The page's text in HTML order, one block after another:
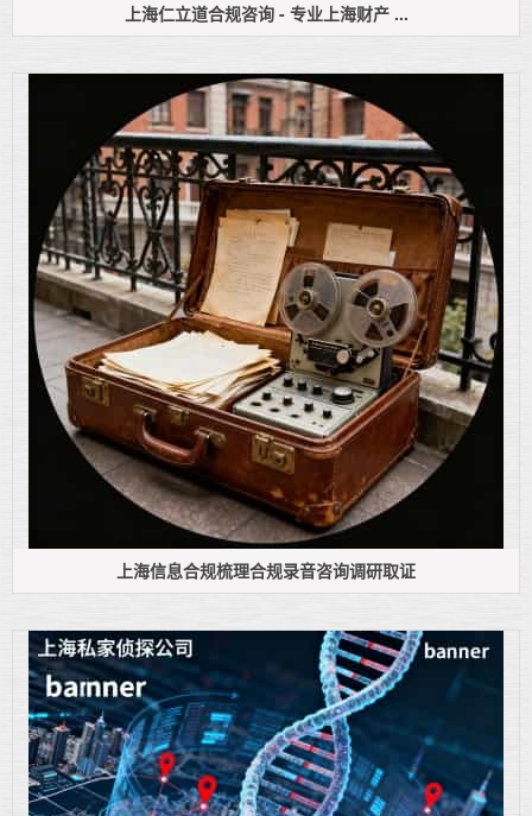
上海仁立道合规咨询 - 专业上海财产 ...
上海信息合规梳理合规录音咨询调研取证